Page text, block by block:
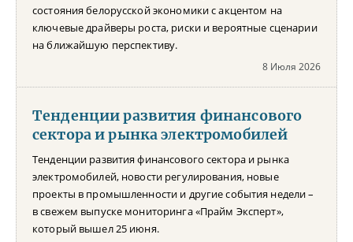
состояния белорусской экономики с акцентом на
ключевые драйверы роста, риски и вероятные сценарии
на ближайшую перспективу.
8 Июля 2026
Тенденции развития финансового
сектора и рынка электромобилей
Тенденции развития финансового сектора и рынка
электромобилей, новости регулирования, новые
проекты в промышленности и другие события недели –
в свежем выпуске мониторинга «Прайм Эксперт»,
который вышел 25 июня.